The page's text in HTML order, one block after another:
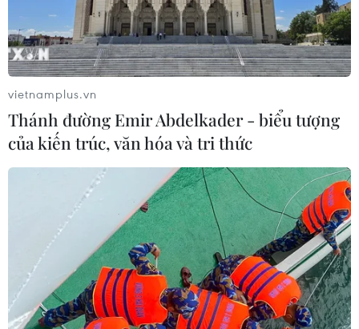
21/12/2018 08:10
Bộ trưởng các lực lượng vũ trang Pháp cho biết Tổng
thống Mỹ Donald Trump đã có "một quyết định hết sức
nặng nề" về việc rút quân khỏi Syria.
vietnamplus.vn
Thánh đường Emir Abdelkader - biểu tượng
của kiến trúc, văn hóa và tri thức